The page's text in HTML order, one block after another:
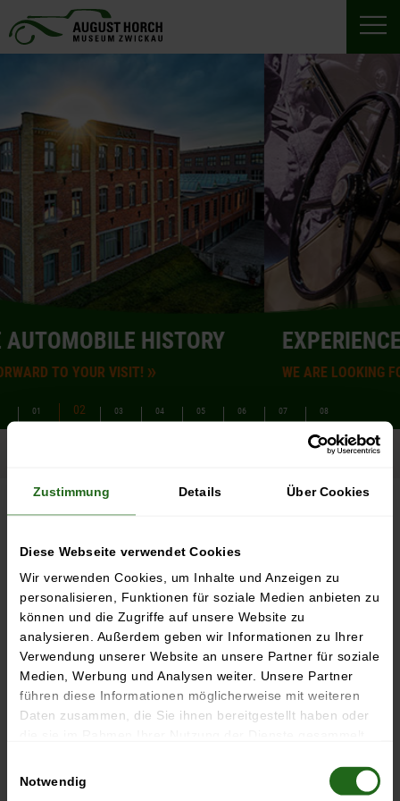
Zustimmung Details Über Cookies
Diese Webseite verwendet Cookies
Wir verwenden Cookies, um Inhalte und Anzeigen zu
personalisieren, Funktionen für soziale Medien anbieten zu
können und die Zugriffe auf unsere Website zu
analysieren. Außerdem geben wir Informationen zu Ihrer
Verwendung unserer Website an unsere Partner für soziale
Medien, Werbung und Analysen weiter. Unsere Partner
führen diese Informationen möglicherweise mit weiteren
Daten zusammen, die Sie ihnen bereitgestellt haben oder
Notwendig
HISTORY EXPERIENCE
WE ARE LOOKING FORWARD TO YOUR
01 02 03 04 05 06 07 08
approach
PERMANENT EXHIBITION
THE AUTOMOBILE
PAST